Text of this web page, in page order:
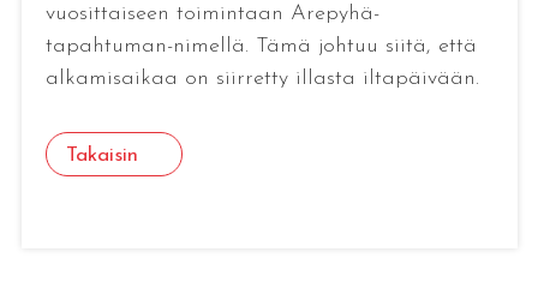
vuosittaiseen toimintaan Arepyhä-
tapahtuman-nimellä. Tämä johtuu siitä, että
alkamisaikaa on siirretty illasta iltapäivään.
Takaisin